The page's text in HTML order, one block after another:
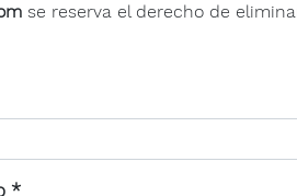
se reserva el derecho de
*